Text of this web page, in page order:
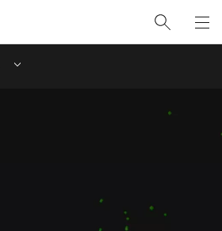
Menu